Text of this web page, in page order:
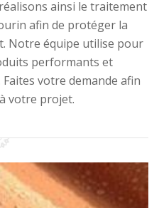
ainsi le traitement
afin de protéger la
Notre équipe utilise pour
performants et
votre demande afin
votre projet.